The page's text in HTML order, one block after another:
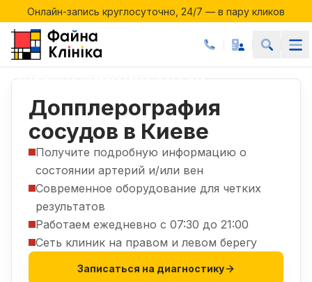
Онлайн-запись круглосуточно, 24/7 — в пару кликов
Онлайн-запись круглосуточно, 24/7 — в пару кликов
Услуги|УЗИ|Допплерография сосудов
Допплерография
сосудов в Киеве
Получите подробную информацию о
состоянии артерий и/или вен
Современное оборудование для четких
результатов
Работаем ежедневно с 07:30 до 21:00
Сеть клиник на правом и левом берегу
Записаться на диагностику